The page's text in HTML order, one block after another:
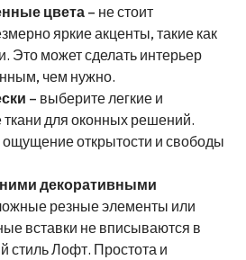
цвета – не стоит
яркие акценты, такие как
Это может сделать интерьер
чем нужно.
– выберите легкие и
для оконных решений.
открытости и свободы
декоративными
резные элементы или
вставки не вписываются в
стиль Лофт. Простота и